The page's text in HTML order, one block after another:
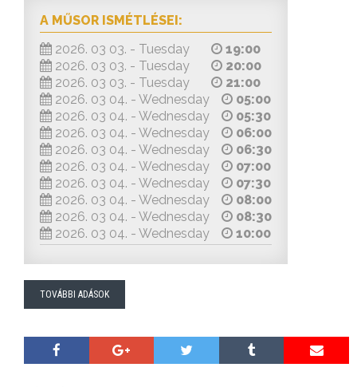
A MŰSOR ISMÉTLÉSEI:
2026. 03 03. - Tuesday
19:00
2026. 03 03. - Tuesday
20:00
2026. 03 03. - Tuesday
21:00
2026. 03 04. - Wednesday
05:00
2026. 03 04. - Wednesday
05:30
2026. 03 04. - Wednesday
06:00
2026. 03 04. - Wednesday
06:30
2026. 03 04. - Wednesday
07:00
2026. 03 04. - Wednesday
07:30
2026. 03 04. - Wednesday
08:00
2026. 03 04. - Wednesday
08:30
2026. 03 04. - Wednesday
10:00
TOVÁBBI ADÁSOK